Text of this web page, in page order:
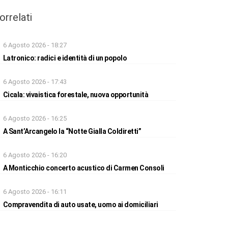
6 Agosto 2026 - 18:27
Latronico: radici e identità di un popolo
6 Agosto 2026 - 17:43
Cicala: vivaistica forestale, nuova opportunità
6 Agosto 2026 - 16:25
A Sant’Arcangelo la “Notte Gialla Coldiretti”
6 Agosto 2026 - 16:20
A Monticchio concerto acustico di Carmen Consoli
6 Agosto 2026 - 16:11
Compravendita di auto usate, uomo ai domiciliari